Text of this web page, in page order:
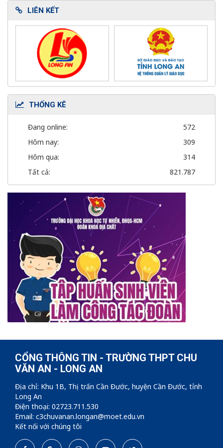
LIÊN KẾT
THỐNG KÊ
Đang online:
572
Hôm nay:
309
Hôm qua:
314
Tất cả:
821.787
CỔNG THÔNG TIN - TRƯỜNG THPT CHU
VĂN AN - LONG AN
Địa chỉ: Khu 1B, Thị trấn Cần Đước, huyện Cần Đước, tỉnh
Long An
Điện thoại: 02723.711.530
Email: c3chuvanan.longan@moet.edu.vn
Kết nối với chúng tôi